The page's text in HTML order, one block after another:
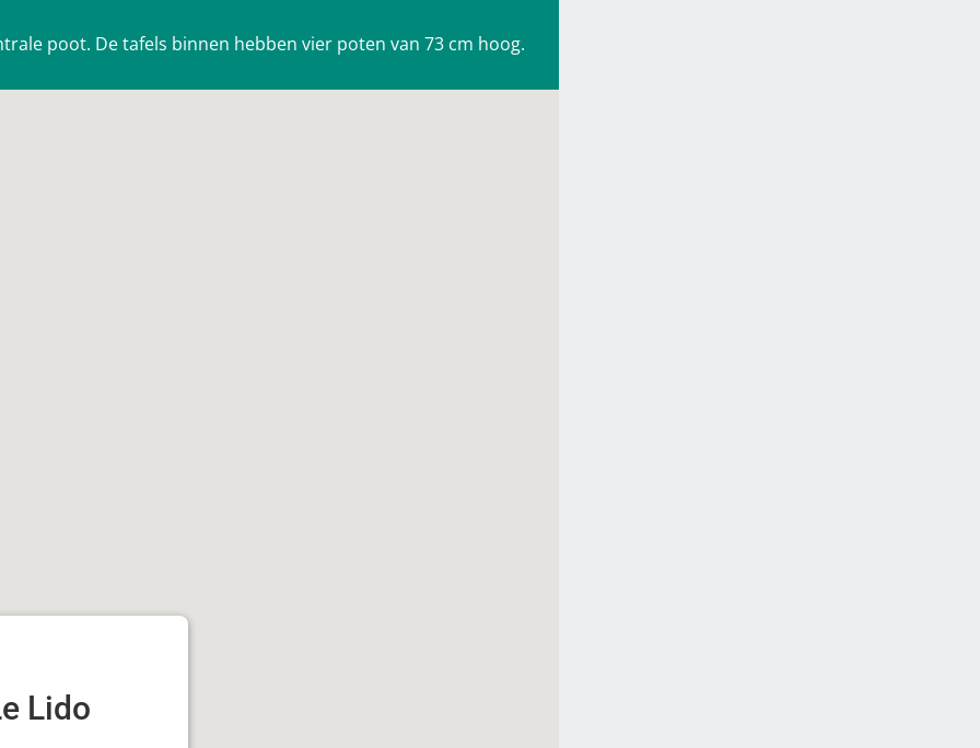
poot. De tafels binnen hebben vier poten van 73 cm hoog.
Lido